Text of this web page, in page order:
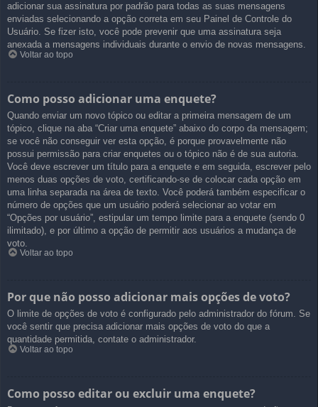
adicionar sua assinatura por padrão para todas as suas mensagens
enviadas selecionando a opção correta em seu Painel de Controle do
Usuário. Se fizer isto, você pode prevenir que uma assinatura seja
anexada a mensagens individuais durante o envio de novas mensagens.
Voltar ao topo
Como posso adicionar uma enquete?
Quando enviar um novo tópico ou editar a primeira mensagem de um
tópico, clique na aba “Criar uma enquete” abaixo do corpo da mensagem;
se você não conseguir ver esta opção, é porque provavelmente não
possui permissão para criar enquetes ou o tópico não é de sua autoria.
Você deve escrever um título para a enquete e em seguida, escrever pelo
menos duas opções de voto, certificando-se de colocar cada opção em
uma linha separada na área de texto. Você poderá também especificar o
número de opções que um usuário poderá selecionar ao votar em
“Opções por usuário”, estipular um tempo limite para a enquete (sendo 0
ilimitado), e por último a opção de permitir aos usuários a mudança de
voto.
Voltar ao topo
Por que não posso adicionar mais opções de voto?
O limite de opções de voto é configurado pelo administrador do fórum. Se
você sentir que precisa adicionar mais opções de voto do que a
quantidade permitida, contate o administrador.
Voltar ao topo
Como posso editar ou excluir uma enquete?